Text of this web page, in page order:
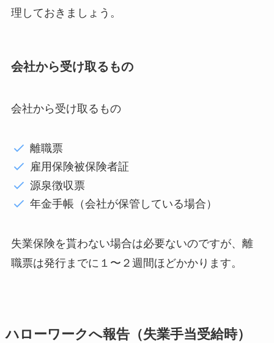
理しておきましょう。
会社から受け取るもの
会社から受け取るもの
離職票
雇用保険被保険者証
源泉徴収票
年金手帳（会社が保管している場合）
失業保険を貰わない場合は必要ないのですが、離
職票は発行までに１〜２週間ほどかかります。
ハローワークへ報告（失業手当受給時）